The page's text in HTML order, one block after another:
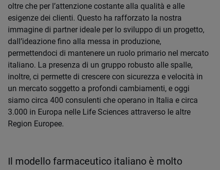
oltre che per l’attenzione costante alla qualità e alle
esigenze dei clienti. Questo ha rafforzato la nostra
immagine di partner ideale per lo sviluppo di un progetto,
dall’ideazione fino alla messa in produzione,
permettendoci di mantenere un ruolo primario nel mercato
italiano. La presenza di un gruppo robusto alle spalle,
inoltre, ci permette di crescere con sicurezza e velocità in
un mercato soggetto a profondi cambiamenti, e oggi
siamo circa 400 consulenti che operano in Italia e circa
3.000 in Europa nelle Life Sciences attraverso le altre
Region Europee.
Il modello farmaceutico italiano è molto